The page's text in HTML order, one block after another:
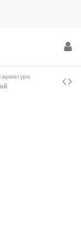
арматура